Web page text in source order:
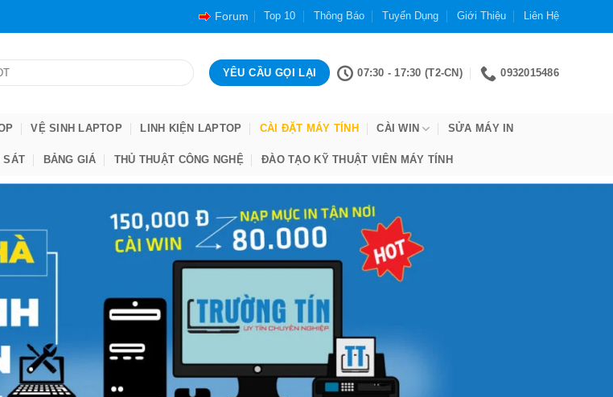
Forum Top 10 Thông Báo Tuyển Dụng Giới Thiệu Liên Hệ
07:30 - 17:30 (T2-CN) 0932015486
VỆ SINH LAPTOP LINH KIỆN LAPTOP CÀI ĐẶT MÁY TÍNH CÀI WIN SỬA MÁY IN
SÁT BẢNG GIÁ THỦ THUẬT CÔNG NGHỆ ĐÀO TẠO KỸ THUẬT VIÊN MÁY TÍNH